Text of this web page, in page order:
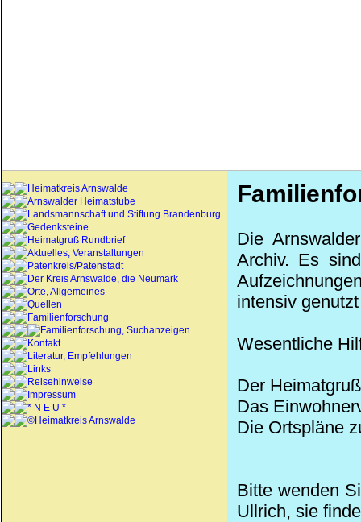
Heimatkreis Arnswalde
Arnswalder Heimatstube
Landsmannschaft und Stiftung Brandenburg
Gedenksteine
Heimatgruß Rundbrief
Aktuelles, Veranstaltungen
Patenkreis/Patenstadt
Der Kreis Arnswalde, die Neumark
Orte, Allgemeines
Quellen
Familienforschung
Familienforschung, Suchanzeigen
Kontakt
Literatur, Empfehlungen
Links
Reisehinweise
Impressum
* N E U *
©Heimatkreis Arnswalde
Die
Archiv. Es
intensiv
Wesentliche
Der
Das
Die Ortspläne
Bitte wenden
Ullrich, sie